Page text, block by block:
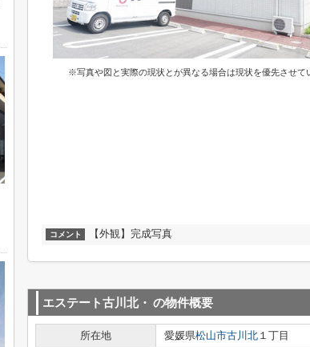
※写真や図と実際の現状とが異なる場合は現状を優先させて
コメント 【外観】完成写真
エステート古川北・ の物件概要
所在地 愛媛県松山市古川北 １丁目